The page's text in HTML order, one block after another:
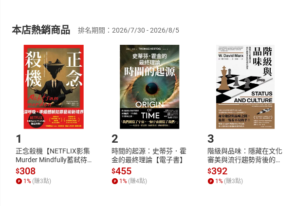
個人！「感覺孤獨」是個人的主觀感受，很多時候不一定反映現實；
漂亮的顏色、骯髒的顏色——都是你！
你現在是什麼顏色？明天呢？不管你追求什麼顏色，你不一定要活成特定的顏色
顏色，是不可能的事。人是各種顏色構成的彩色漸層，有時漂亮，有時骯髒，但
出這個Colorful世界。
全書特色
◆最奇幻的寫實：以天使、輪迴等奇幻元素提供深刻體察現實的另一種方式。
◆靈魂修行之旅：人生縱使有喜有悲、有愛有恨，也該珍惜一切努力活下去。
本作品得獎及暢銷紀錄
◎1999年產經兒童出版文化獎
◎改編泰國真人版電影《借來的100天》
(二)消費者訂購本店鋪之商品即代表知悉本店鋪所銷售之商品為電子書，屬
且已下載/存取電子書，不得請求退貨退款。
退貨方式：您欲取消訂單或辦理退貨時，請登入樂天市場，並於「我的訂單」
貨」，本店鋪將依您的申請進行審核，待審核通過後將為您辦理退款事宜。
請注意，樂天市場須以整筆訂單為單位進行取消/退貨，恕無法以單支商品取消
挑選商品
Choose
放入購物車
Shopping cart
登入帳號
Login
購書後，如何開始使用？
Step1.選擇閱讀載具 Step2.登入
本店熱銷商品 排名期間：2026/7/30 - 2026/8/5
1
正念殺機【NETFLIX影集
Murder Mindfully蓄弒待
發】【電子書】
$308
1 % (賺3點)
2
時間的起源：史蒂芬．霍
金的最終理論【電子書】
$455
1 % (賺4點)
3
階級與品味：隱藏在文化
審美與流行趨勢背後的地
位渴望【電子書】
$392
1 % (賺3點)